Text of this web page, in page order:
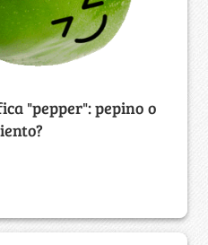
"pepper": pepino o